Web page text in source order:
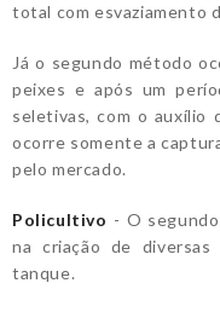
total com esvaziamento
Já o segundo método
peixes e após um
seletivas, com o auxílio
ocorre somente a
pelo mercado.
Policultivo - O
na criação de
tanque.